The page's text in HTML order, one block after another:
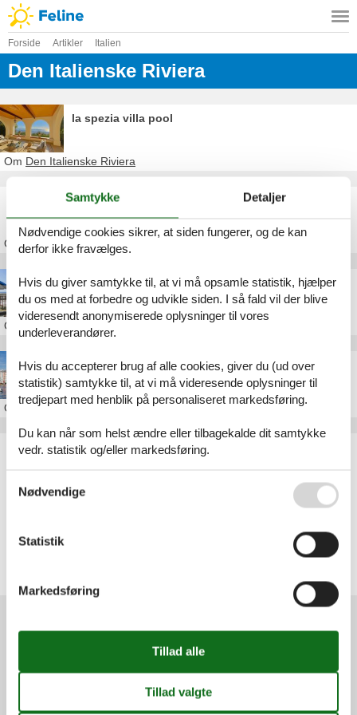
Forside Artikler Italien
Den Italienske Riviera
la spezia villa pool
Om Den Italienske Riviera
levanto villa pool
Om Den Italienske Riviera
genova ferie strand
Om Den Italienske Riviera
Feriebolig ved Den Italienske Riviera
Om Den Italienske Riviera
Artikeltyper
Inspiration
Alle
Information
Samtykke Detaljer
Nødvendige cookies sikrer, at siden fungerer, og de kan
derfor ikke fravælges.
Hvis du giver samtykke til, at vi må opsamle statistik, hjælper
du os med at forbedre og udvikle siden. I så fald vil der blive
videresendt anonymiserede oplysninger til vores
underleverandører.
Hvis du accepterer brug af alle cookies, giver du (ud over
statistik) samtykke til, at vi må videresende oplysninger til
tredjepart med henblik på personaliseret markedsføring.
Du kan når som helst ændre eller tilbagekalde dit samtykke
vedr. statistik og/eller markedsføring.
Nødvendige
Statistik
Markedsføring